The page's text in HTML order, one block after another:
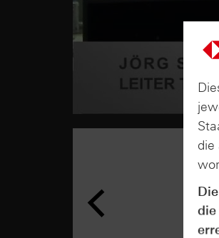
die
die